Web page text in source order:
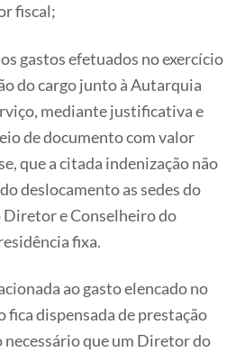
fiscal;
gastos efetuados no exercício
do cargo junto à Autarquia
mediante justificativa e
de documento com valor
que a citada indenização não
deslocamento as sedes do
Diretor e Conselheiro do
fixa.
ao gasto elencado no
fica dispensada de prestação
necessário que um Diretor do